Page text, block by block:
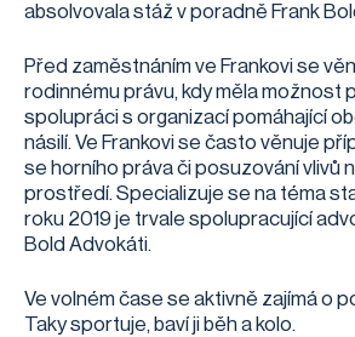
absolvovala stáž v poradně Frank
Před zaměstnáním ve Frankovi se
rodinnému právu, kdy měla možnost
spolupráci s organizací pomáhající
násilí. Ve Frankovi se často věnuje
se horního práva či posuzování vlivů
prostředí. Specializuje se na téma
roku 2019 je trvale spolupracující
Bold Advokáti.
Ve volném čase se aktivně zajímá o
Taky sportuje, baví ji běh a kolo.